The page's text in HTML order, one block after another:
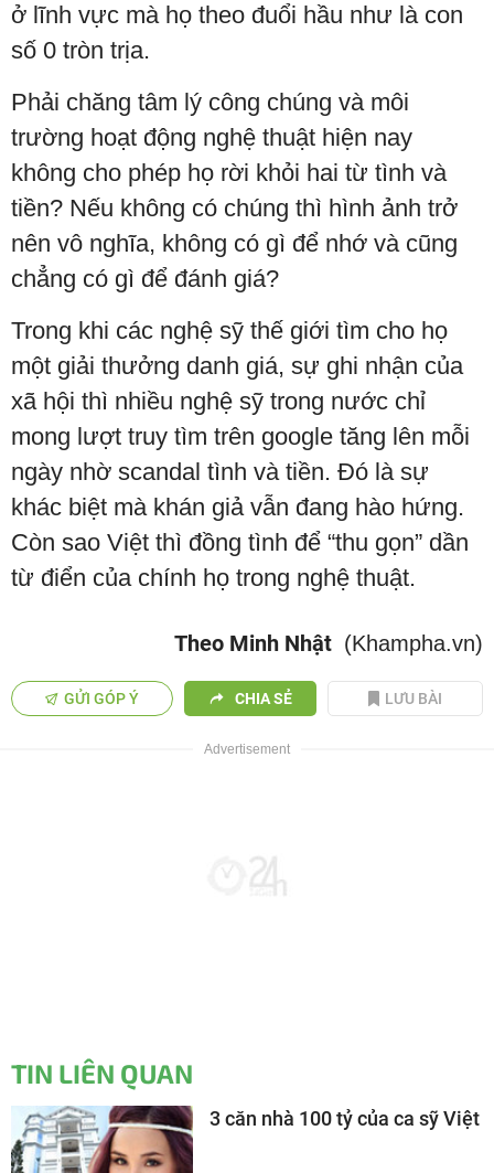
ở lĩnh vực mà họ theo đuổi hầu như là con
số 0 tròn trịa.
Phải chăng tâm lý công chúng và môi
trường hoạt động nghệ thuật hiện nay
không cho phép họ rời khỏi hai từ tình và
tiền? Nếu không có chúng thì hình ảnh trở
nên vô nghĩa, không có gì để nhớ và cũng
chẳng có gì để đánh giá?
Trong khi các nghệ sỹ thế giới tìm cho họ
một giải thưởng danh giá, sự ghi nhận của
xã hội thì nhiều nghệ sỹ trong nước chỉ
mong lượt truy tìm trên google tăng lên mỗi
ngày nhờ scandal tình và tiền. Đó là sự
khác biệt mà khán giả vẫn đang hào hứng.
Còn sao Việt thì đồng tình để “thu gọn” dần
từ điển của chính họ trong nghệ thuật.
Theo Minh Nhật (Khampha.vn)
GỬI GÓP Ý CHIA SẺ LƯU BÀI
TIN LIÊN QUAN
3 căn nhà 100 tỷ của ca sỹ Việt